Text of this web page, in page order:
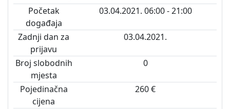
Početak
događaja
03.04.2021. 06:00 - 21:00
Zadnji dan za
prijavu
03.04.2021.
Broj slobodnih
mjesta
0
Pojedinačna
cijena
260 €